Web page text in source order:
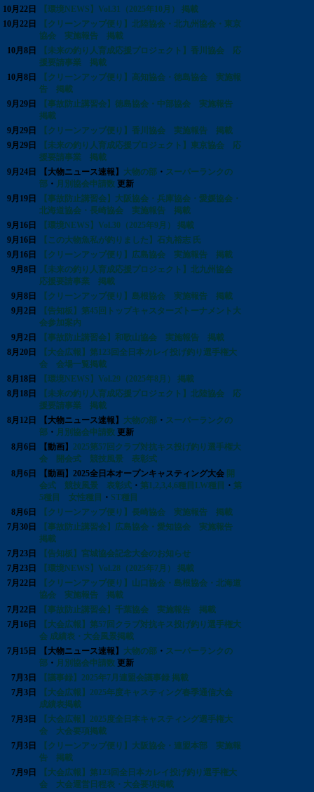
10月22日
【環境NEWS】Vol.31（2025年10月） 掲載
10月22日
【クリーンアップ便り】北陸協会・北九州協会・東京
協会 実施報告 掲載
10月8日
【未来の釣り人育成応援プロジェクト】香川協会 応
援要請事業 掲載
10月8日
【クリーンアップ便り】高知協会・徳島協会 実施報
告 掲載
9月29日
【事故防止講習会】徳島協会・中部協会 実施報告
掲載
9月29日
【クリーンアップ便り】香川協会 実施報告 掲載
9月29日
【未来の釣り人育成応援プロジェクト】東京協会 応
援要請事業 掲載
9月24日
【大物ニュース速報】 大物の部 ・ スーパーランクの
部 ・ 月別協会申請数 更新
9月19日
【事故防止講習会】大阪協会・兵庫協会・愛媛協会・
北海道協会・長崎協会 実施報告 掲載
9月16日
【環境NEWS】Vol.30（2025年9月） 掲載
9月16日
【この大物魚私が釣りました】石丸裕志 氏
9月16日
【クリーンアップ便り】広島協会 実施報告 掲載
9月8日
【未来の釣り人育成応援プロジェクト】北九州協会
応援要請事業 掲載
9月8日
【クリーンアップ便り】島根協会 実施報告 掲載
9月2日
【告知板】第45回トップキャスターズトーナメント大
会参加案内
9月2日
【事故防止講習会】和歌山協会 実施報告 掲載
8月20日
【大会広報】第123回全日本カレイ投げ釣り選手権大
会 会場一覧掲載
8月18日
【環境NEWS】Vol.29（2025年8月） 掲載
8月18日
【未来の釣り人育成応援プロジェクト】北陸協会 応
援要請事業 掲載
8月12日
【大物ニュース速報】 大物の部 ・ スーパーランクの
部 ・ 月別協会申請数 更新
8月6日
【動画】 2025第57回クラブ対抗キス投げ釣り選手権大
会 開会式 競技風景 表彰式
8月6日
【動画】2025全日本オープンキャスティング大会 開
会式 競技風景 表彰式 ・ 第1,2,3,4,6種目LW種目 ・ 第
5種目 女性種目 ・ ST種目
8月6日
【クリーンアップ便り】長崎協会 実施報告 掲載
7月30日
【事故防止講習会】広島協会・愛知協会 実施報告
掲載
7月23日
【告知板】宮城協会記念大会のお知らせ
7月23日
【環境NEWS】Vol.28（2025年7月） 掲載
7月22日
【クリーンアップ便り】山口協会・島根協会・北海道
協会 実施報告 掲載
7月22日
【事故防止講習会】千葉協会 実施報告 掲載
7月16日
【大会広報】第57回クラブ対抗キス投げ釣り選手権大
会 成績表・大会風景掲載
7月15日
【大物ニュース速報】 大物の部 ・ スーパーランクの
部 ・ 月別協会申請数 更新
7月3日
【議事録】2025年7月連盟会議事録 掲載
7月3日
【大会広報】2025年度キャスティング春季通信大会
成績表掲載
7月3日
【大会広報】2025度全日本キャスティング選手権大
会 大会要項掲載
7月3日
【クリーンアップ便り】大阪協会・連盟本部 実施報
告 掲載
7月9日
【大会広報】第123回全日本カレイ投げ釣り選手権大
会 大会運営日程表・大会要項掲載